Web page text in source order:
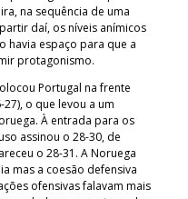
na sequência de uma
daí, os níveis anímicos
havia espaço para que a
protagonismo.
Portugal na frente
o que levou a um
À entrada para os
assinou o 28-30, de
o 28-31. A Noruega
mas a coesão defensiva
ofensivas falavam mais